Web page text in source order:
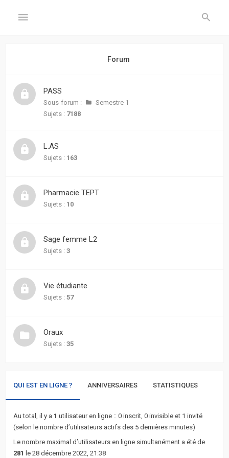
Inscription
FORUM
sans
réponse
actifs
Recherche
avancée
L’équipe
Forum
PASS
Sous-forum :
Semestre 1
Sujets : 7188
L.AS
Sujets : 163
Pharmacie TEPT
Sujets : 10
Sage femme L2
Sujets : 3
Vie étudiante
Sujets : 57
Oraux
Sujets : 35
QUI EST EN LIGNE ? ANNIVERSAIRES STATISTIQUES
Au total, il y a 1 utilisateur en ligne :: 0 inscrit, 0 invisible et 1 invité
(selon le nombre d’utilisateurs actifs des 5 dernières minutes)
Le nombre maximal d’utilisateurs en ligne simultanément a été de
281 le 28 décembre 2022, 21:38